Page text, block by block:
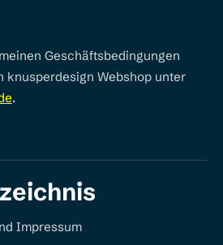
Geschäftsbedingungen
knusperdesign Webshop unter
.
Impressum